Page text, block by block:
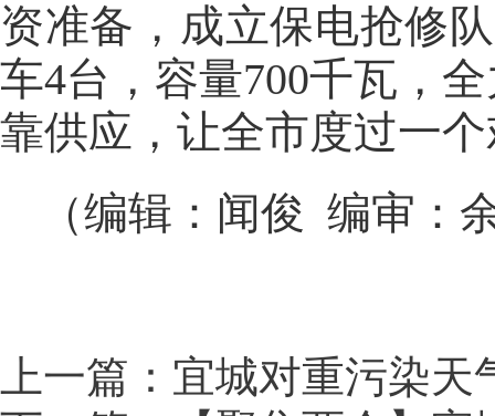
资准备，成立保电抢修
车4台，容量700千瓦，
靠供应，让全市度过一
（编辑：闻俊 编审：
上一篇：宜城对重污染